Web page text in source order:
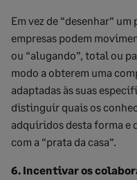
Em vez de “desenhar”
empresas podem
ou “alugando”, total ou
modo a obterem uma
adaptadas às suas
distinguir quais os
adquiridos desta forma e
com a “prata da casa”.
6. Incentivar os